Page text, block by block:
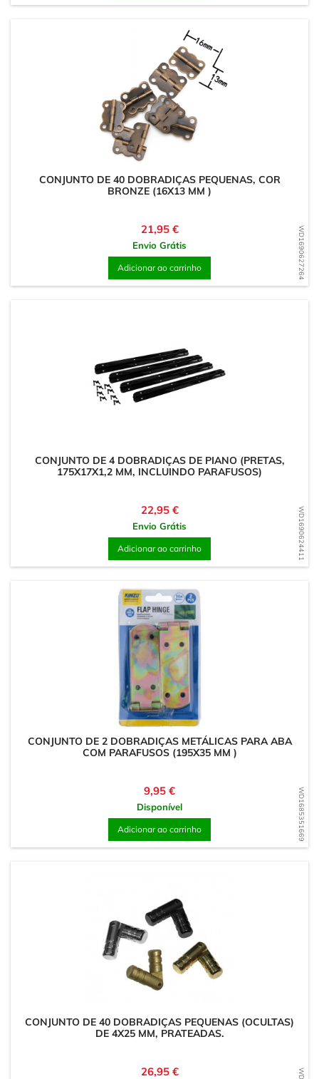
WD1690627264
CONJUNTO DE 40 DOBRADIÇAS PEQUENAS, COR
BRONZE (16X13 MM )
Preço
21,95 €
Envio Grátis
Adicionar ao carrinho
WD1690624411
CONJUNTO DE 4 DOBRADIÇAS DE PIANO (PRETAS,
175X17X1,2 MM, INCLUINDO PARAFUSOS)
Preço
22,95 €
Envio Grátis
Adicionar ao carrinho
WD1685351669
CONJUNTO DE 2 DOBRADIÇAS METÁLICAS PARA ABA
COM PARAFUSOS (195X35 MM )
Preço
9,95 €
Disponível
Adicionar ao carrinho
CONJUNTO DE 40 DOBRADIÇAS PEQUENAS (OCULTAS)
DE 4X25 MM, PRATEADAS.
Preço
26,95 €